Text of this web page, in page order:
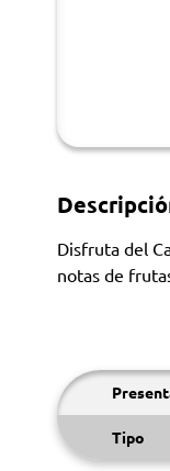
Disfruta del
notas de
Tipo